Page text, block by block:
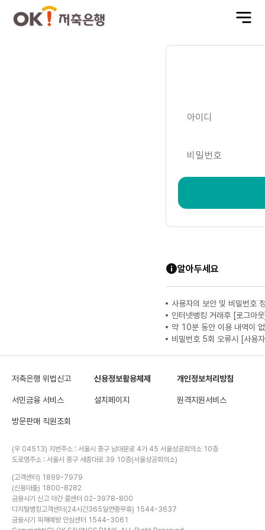
전
체
아이디
비밀번호
알아두세요
사용자의 보안 및 비밀번호
인터넷뱅킹 거래후 [로그아
약 10분 동안 이용 내역이
비밀번호 5회 오류시 [사용
저축은행 위법신고 신용정보활용체제 개인정보처리방침
서민금융 서비스 설치페이지 원격지원서비스
방문판매 직원조회
(우 04513) 지번주소 : 서울시 중구 남대문로 4가 45 서울상공회의소 10층
도로명주소 : 서울시 중구 세종대로 39 10층(서울상공회의소)
(고객센터) 1899-7979
(신용대출) 1800-8282
금융사기 신고 야간 콜센터 02-3978-800
디지털뱅킹고객센터(24시간365일연중무휴) 1544-3637
금융사기 피해예방 안심센터 1544-3061